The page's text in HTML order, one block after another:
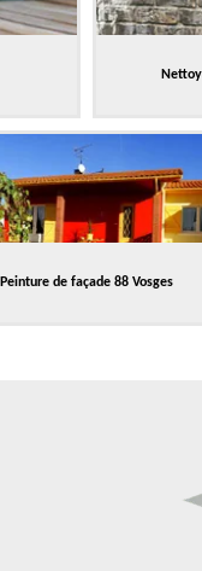
Peinture de façade 88 Vosges